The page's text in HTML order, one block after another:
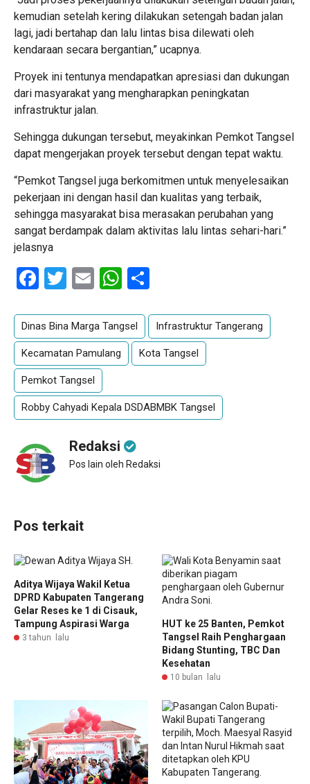
kemudian setelah kering dilakukan setengah badan jalan
lagi, jadi bertahap dan lalu lintas bisa dilewati oleh
kendaraan secara bergantian,” ucapnya.
Proyek ini tentunya mendapatkan apresiasi dan dukungan
dari masyarakat yang mengharapkan peningkatan
infrastruktur jalan.
Sehingga dukungan tersebut, meyakinkan Pemkot Tangsel
dapat mengerjakan proyek tersebut dengan tepat waktu.
“Pemkot Tangsel juga berkomitmen untuk menyelesaikan
pekerjaan ini dengan hasil dan kualitas yang terbaik,
sehingga masyarakat bisa merasakan perubahan yang
sangat berdampak dalam aktivitas lalu lintas sehari-hari.”
jelasnya
Facebook
Twitter
EmailWhatsApp
Dinas Bina Marga Tangsel Infrastruktur Tangerang
Kecamatan Pamulang Kota Tangsel
Pemkot Tangsel
Robby Cahyadi Kepala DSDABMBK Tangsel
Redaksi
Pos lain oleh Redaksi
Pos terkait
Aditya Wijaya Wakil Ketua
DPRD Kabupaten Tangerang
Gelar Reses ke 1 di Cisauk,
Tampung Aspirasi Warga
3 tahun lalu
HUT ke 25 Banten, Pemkot
Tangsel Raih Penghargaan
Bidang Stunting, TBC Dan
Kesehatan
10 bulan lalu